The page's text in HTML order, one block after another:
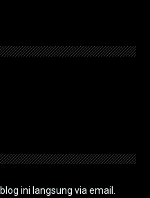
ini langsung via email.